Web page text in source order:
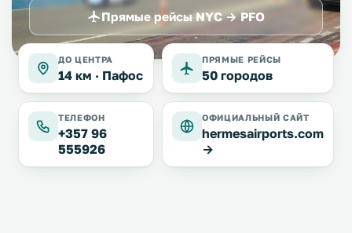
Прямые рейсы NYC → PFO
ДО ЦЕНТРА
14 км · Пафос
ПРЯМЫЕ РЕЙСЫ
50 городов
ТЕЛЕФОН
+357 96
555926
ОФИЦИАЛЬНЫЙ САЙТ
hermesairports.com
→